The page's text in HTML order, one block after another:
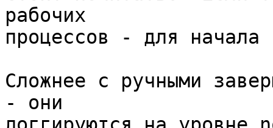
рабочих
процессов - для начала
Сложнее с ручными
- они